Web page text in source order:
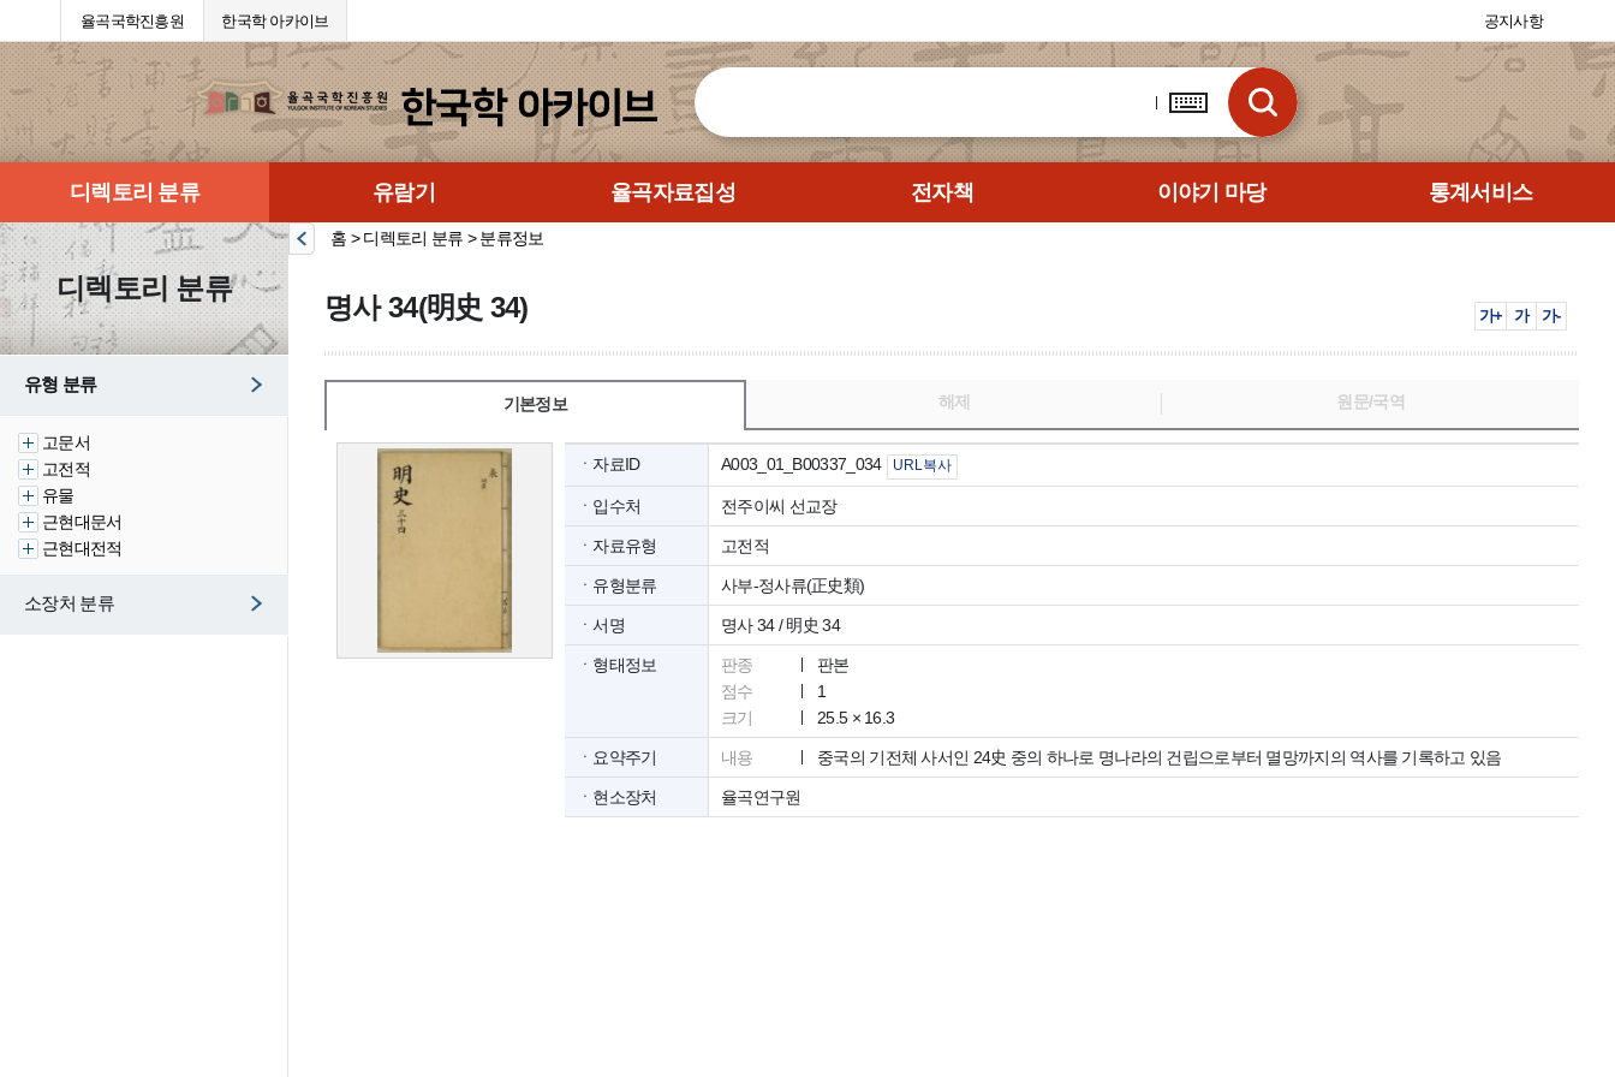
율곡국학진흥원 한국학 아카이브 공지사항
디렉토리 분류 유람기 율곡자료집성 전자책 이야기 마당 통계서비스
디렉토리 분류
유형 분류
고문서
고전적
유물
근현대문서
근현대전적
소장처 분류
홈 > 디렉토리 분류 > 분류정보
명사 34(明史 34) 가+ 가 가-
기본정보 해제 원문/국역
ㆍ자료ID A003_01_B00337_034 URL복사
ㆍ입수처 전주이씨 선교장
ㆍ자료유형 고전적
ㆍ유형분류 사부-정사류(正史類)
ㆍ서명 명사 34 / 明史 34
ㆍ형태정보 판종
판본
점수
1
크기
25.5 × 16.3
ㆍ요약주기 내용 중국의 기전체 사서인 24史 중의 하나로 명나라의 건립으로부터 멸망까지의 역사를 기록하고 있음
ㆍ현소장처 율곡연구원